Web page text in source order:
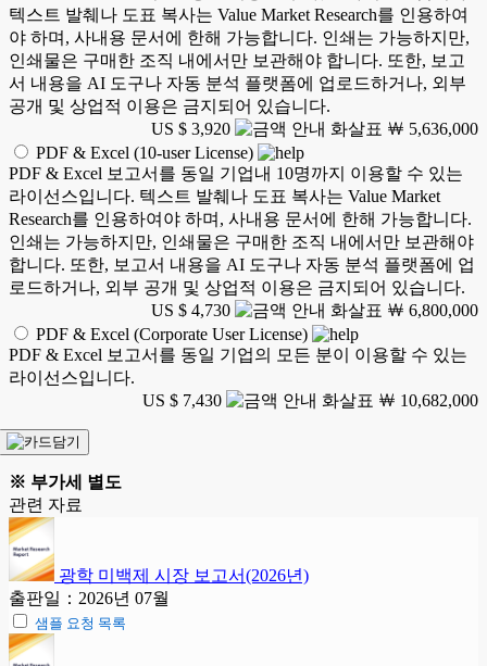
텍스트 발췌나 도표 복사는 Value Market Research를 인용하여
야 하며, 사내용 문서에 한해 가능합니다. 인쇄는 가능하지만,
인쇄물은 구매한 조직 내에서만 보관해야 합니다. 또한, 보고
서 내용을 AI 도구나 자동 분석 플랫폼에 업로드하거나, 외부
공개 및 상업적 이용은 금지되어 있습니다.
US $ 3,920
￦ 5,636,000
PDF & Excel (10-user License)
PDF & Excel 보고서를 동일 기업내 10명까지 이용할 수 있는
라이선스입니다. 텍스트 발췌나 도표 복사는 Value Market
Research를 인용하여야 하며, 사내용 문서에 한해 가능합니다.
인쇄는 가능하지만, 인쇄물은 구매한 조직 내에서만 보관해야
합니다. 또한, 보고서 내용을 AI 도구나 자동 분석 플랫폼에 업
로드하거나, 외부 공개 및 상업적 이용은 금지되어 있습니다.
US $ 4,730
￦ 6,800,000
PDF & Excel (Corporate User License)
PDF & Excel 보고서를 동일 기업의 모든 분이 이용할 수 있는
라이선스입니다.
US $ 7,430
￦ 10,682,000
※ 부가세 별도
관련 자료
광학 미백제 시장 보고서(2026년)
출판일：2026년 07월
샘플 요청 목록